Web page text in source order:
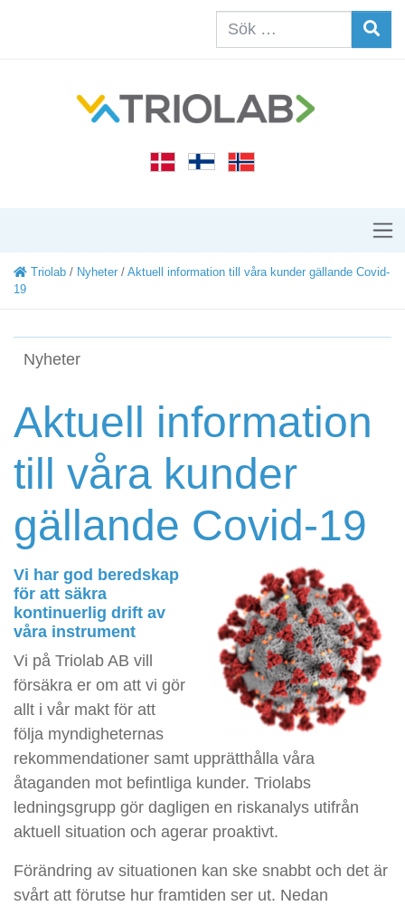
Triolab / Nyheter / Aktuell information till våra kunder gällande Covid-
19
Nyheter
Aktuell information
till våra kunder
gällande Covid-19
Vi har god beredskap
för att säkra
kontinuerlig drift av
våra instrument
Vi på Triolab AB vill
försäkra er om att vi gör
allt i vår makt för att
följa myndigheternas
rekommendationer samt upprätthålla våra
åtaganden mot befintliga kunder. Triolabs
ledningsgrupp gör dagligen en riskanalys utifrån
aktuell situation och agerar proaktivt.
Förändring av situationen kan ske snabbt och det är
svårt att förutse hur framtiden ser ut. Nedan